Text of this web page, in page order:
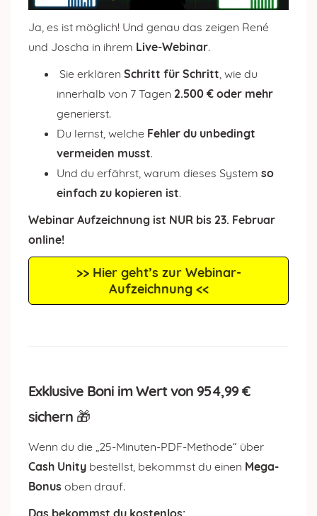
Ja, es ist möglich! Und genau das zeigen René
und Joscha in ihrem Live-Webinar.
Sie erklären Schritt für Schritt , wie du
innerhalb von 7 Tagen 2.500 € oder mehr
generierst.
Du lernst, welche Fehler du unbedingt
vermeiden musst.
Und du erfährst, warum dieses System so
einfach zu kopieren ist.
Webinar Aufzeichnung ist NUR bis 23. Februar
online!
>> Hier geht’s zur Webinar-
Aufzeichnung <<
Exklusive Boni im Wert von 954,99 €
sichern 🎁
Wenn du die „25-Minuten-PDF-Methode“ über
Cash Unity bestellst, bekommst du einen Mega-
Bonus oben drauf.
Das bekommst du kostenlos: